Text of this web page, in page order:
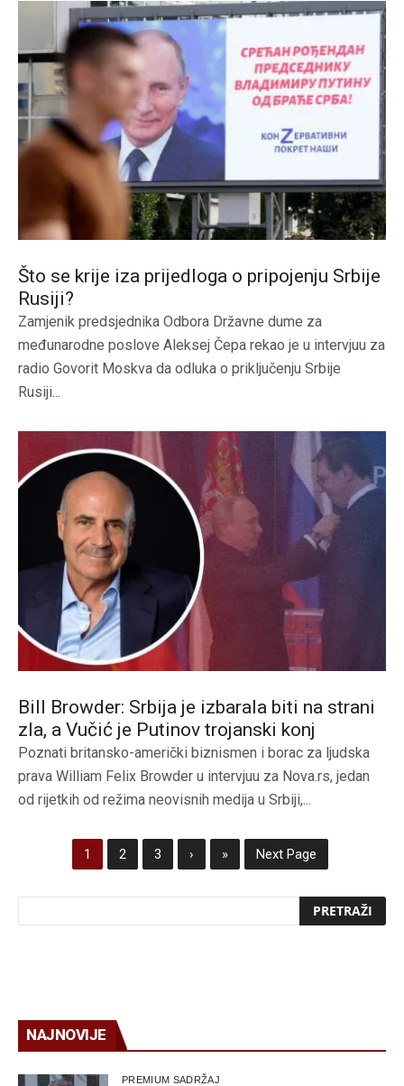
Što se krije iza prijedloga o pripojenju Srbije
Rusiji?
Zamjenik predsjednika Odbora Državne dume za
međunarodne poslove Aleksej Čepa rekao je u intervjuu za
radio Govorit Moskva da odluka o priključenju Srbije
Rusiji...
Bill Browder: Srbija je izbarala biti na strani
zla, a Vučić je Putinov trojanski konj
Poznati britansko-američki biznismen i borac za ljudska
prava William Felix Browder u intervjuu za Nova.rs, jedan
od rijetkih od režima neovisnih medija u Srbiji,...
1 2 3 › » Next Page
NAJNOVIJE
PREMIUM SADRŽAJ